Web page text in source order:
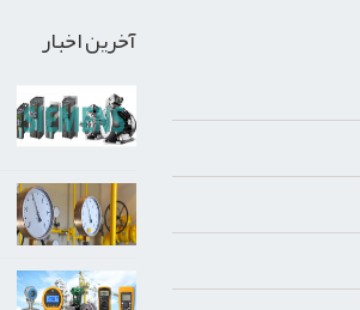
آخرین اخبار